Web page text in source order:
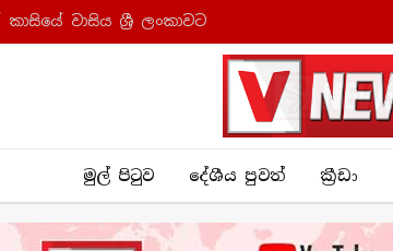
වාසිය ශ්‍රී ලංකාවට
මුල් පිටුව දේශීය පුව​ත් ක්‍රී​ඩා